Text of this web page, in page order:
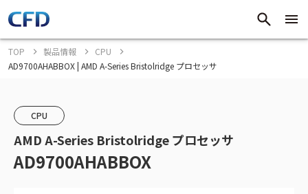
TOP 製品情報
CPU
AD9700AHABBOX | AMD A-Series Bristolridge プロセッサ
CPU
AMD A-Series Bristolridge プロセッサ
AD9700AHABBOX